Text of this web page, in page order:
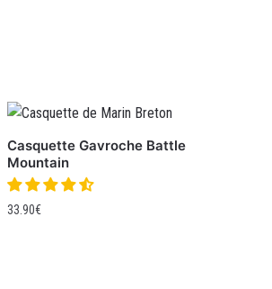
Casquette Gavroche Battle
Mountain
33.90€